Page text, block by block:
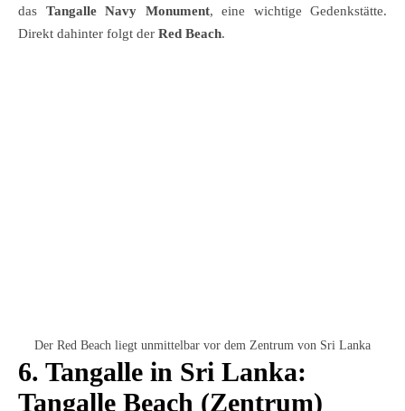
das Tangalle Navy Monument, eine wichtige Gedenkstätte.
Direkt dahinter folgt der Red Beach.
Der Red Beach liegt unmittelbar vor dem Zentrum von Sri Lanka
6. Tangalle in Sri Lanka:
Tangalle Beach (Zentrum)